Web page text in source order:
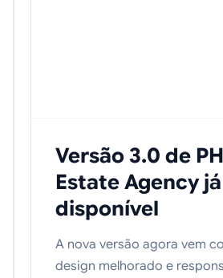
Versão 3.0 de
Estate Agency
disponível
A nova versão agora vem
design melhorado e